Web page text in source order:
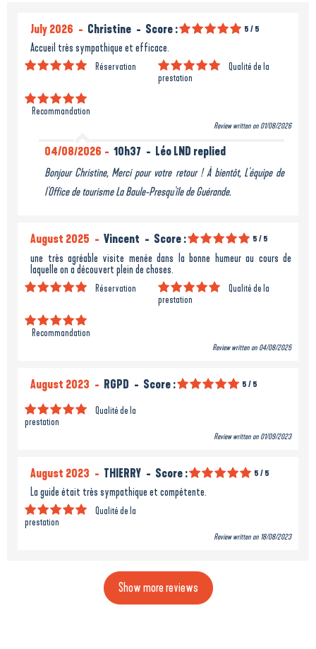
July 2026 Christine Score : 5 / 5
Accueil très sympathique et efficace.
Réservation
Qualité de la
prestation
Recommandation
Review written on 01/08/2026
04/08/2026 10h37
Léo LND replied
Bonjour Christine, Merci pour votre retour ! À bientôt, L'équipe de
l'Office de tourisme La Baule-Presqu'île de Guérande.
August 2025 Vincent Score : 5 / 5
une très agréable visite menée dans la bonne humeur au cours de
laquelle on a découvert plein de choses.
Réservation
Qualité de la
prestation
Recommandation
Review written on 04/08/2025
August 2023 RGPD Score : 5 / 5
Qualité de la
prestation
Review written on 01/09/2023
August 2023 THIERRY Score : 5 / 5
La guide était très sympathique et compétente.
Qualité de la
prestation
Review written on 18/08/2023
Show more reviews